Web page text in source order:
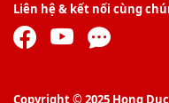
Liên hệ & kết nối cùng
Copyright © 2025 Hong